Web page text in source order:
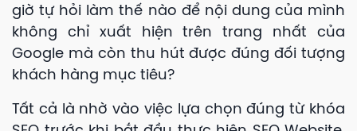
giờ tự hỏi làm thế nào để nội dung của mình
không chỉ xuất hiện trên trang nhất của
Google mà còn thu hút được đúng đối tượng
khách hàng mục tiêu?
Tất cả là nhờ vào việc lựa chọn đúng từ khóa